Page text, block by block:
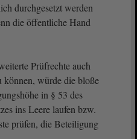
durchgesetzt werden
die öffentliche Hand
Prüfrechte auch
können, würde die bloße
in § 53 des
ins Leere laufen bzw.
prüfen, die Beteiligung